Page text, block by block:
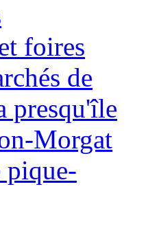
foires
de
presqu'île
Morgat
pique-